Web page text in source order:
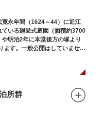
永年間（1624～44）に近江
ている廻遊式庭園（面積約3700
明治2年に本堂後方の塚より
ます。一般公開はしていません
所群